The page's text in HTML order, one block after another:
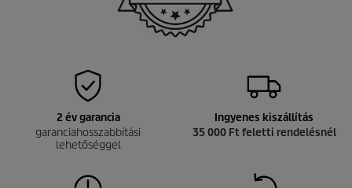
2 év garancia
garanciahosszabbítási
lehetőséggel
Ingyenes kiszállítás
35 000 Ft feletti rendelésnél